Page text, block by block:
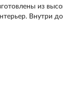
из
Внутри